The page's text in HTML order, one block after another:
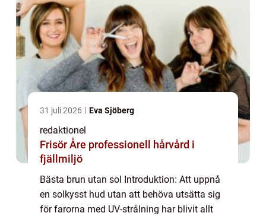
31 juli 2026 Eva Sjöberg
redaktionel
Frisör Åre professionell hårvård i
fjällmiljö
Bästa brun utan sol Introduktion: Att uppnå
en solkysst hud utan att behöva utsätta sig
för farorna med UV-strålning har blivit allt